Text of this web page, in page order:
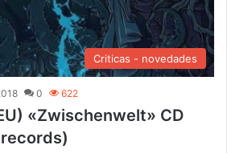
Criticas - novedades
0 622
«Zwischenwelt» CD